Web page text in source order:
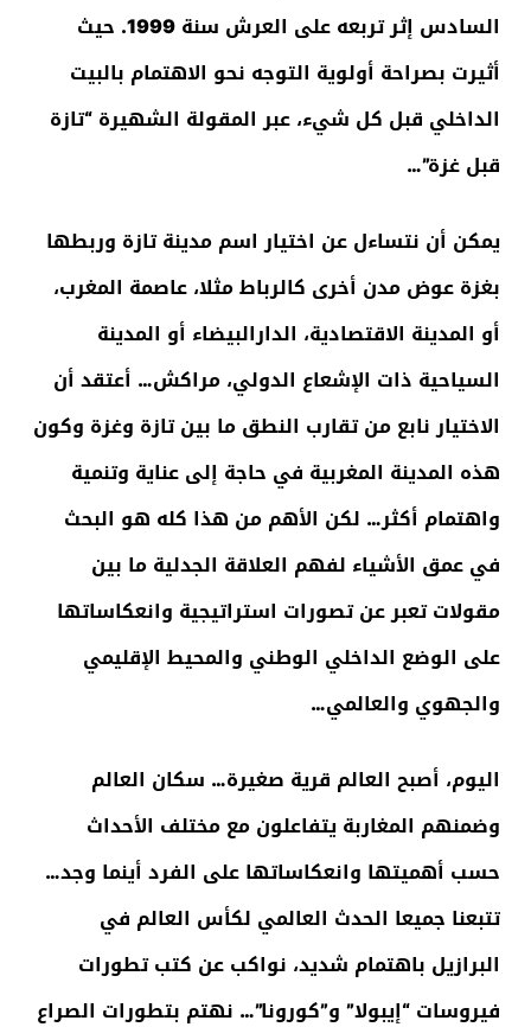
السادس إثر تربعه على العرش سنة 1999. حيث
أثيرت بصراحة أولوية التوجه نحو الاهتمام بالبيت
الداخلي قبل كل شيء، عبر المقولة الشهيرة “تازة
قبل غزة”…
يمكن أن نتساءل عن اختيار اسم مدينة تازة وربطها
بغزة عوض مدن أخرى كالرباط مثلا، عاصمة المغرب،
أو المدينة الاقتصادية، الدارالبيضاء أو المدينة
السياحية ذات الإشعاع الدولي، مراكش… أعتقد أن
الاختيار نابع من تقارب النطق ما بين تازة وغزة وكون
هذه المدينة المغربية في حاجة إلى عناية وتنمية
واهتمام أكثر… لكن الأهم من هذا كله هو البحث
في عمق الأشياء لفهم العلاقة الجدلية ما بين
مقولات تعبر عن تصورات استراتيجية وانعكاساتها
على الوضع الداخلي الوطني والمحيط الإقليمي
والجهوي والعالمي…
اليوم، أصبح العالم قرية صغيرة… سكان العالم
وضمنهم المغاربة يتفاعلون مع مختلف الأحداث
حسب أهميتها وانعكاساتها على الفرد أينما وجد…
تتبعنا جميعا الحدث العالمي لكأس العالم في
البرازيل باهتمام شديد، نواكب عن كتب تطورات
فيروسات “إيبولا” و”كورونا”… نهتم بتطورات الصراع